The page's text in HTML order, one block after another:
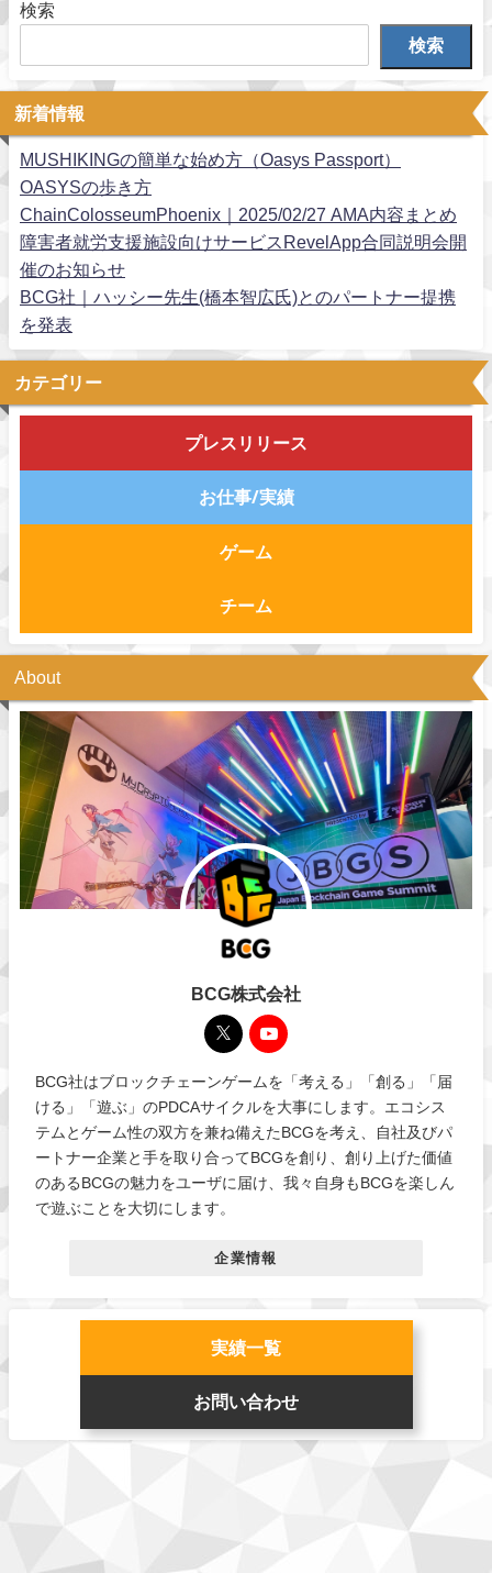
検索
検索
新着情報
MUSHIKINGの簡単な始め方（Oasys Passport）
OASYSの歩き方
ChainColosseumPhoenix｜2025/02/27 AMA内容まとめ
障害者就労支援施設向けサービスRevelApp合同説明会開
催のお知らせ
BCG社｜ハッシー先生(橋本智広氏)とのパートナー提携
を発表
カテゴリー
プレスリリース
お仕事/実績
ゲーム
チーム
About
BCG株式会社
BCG社はブロックチェーンゲームを「考える」「創る」「届
ける」「遊ぶ」のPDCAサイクルを大事にします。エコシス
テムとゲーム性の双方を兼ね備えたBCGを考え、自社及びパ
ートナー企業と手を取り合ってBCGを創り、創り上げた価値
のあるBCGの魅力をユーザに届け、我々自身もBCGを楽しん
で遊ぶことを大切にします。
企業情報
実績一覧
お問い合わせ